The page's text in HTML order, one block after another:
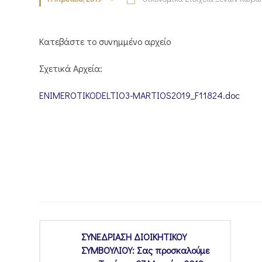
Κατεβάστε το συνημμένο αρχείο
Σχετικά Αρχεία:
ENIMEROTIKODELTIO3-MARTIOS2019_F11824.doc
ΣΥΝΕΔΡΙΑΣΗ ΔΙΟΙΚΗΤΙΚΟΥ
ΣΥΜΒΟΥΛΙΟΥ: Σας προσκαλούμε